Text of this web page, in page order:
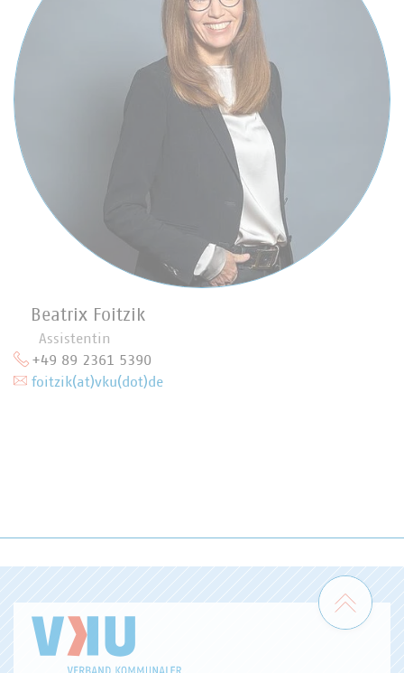
Beatrix Foitzik
Assistentin
+49 89 2361 5390
foitzik(at)vku(dot)de
Zum